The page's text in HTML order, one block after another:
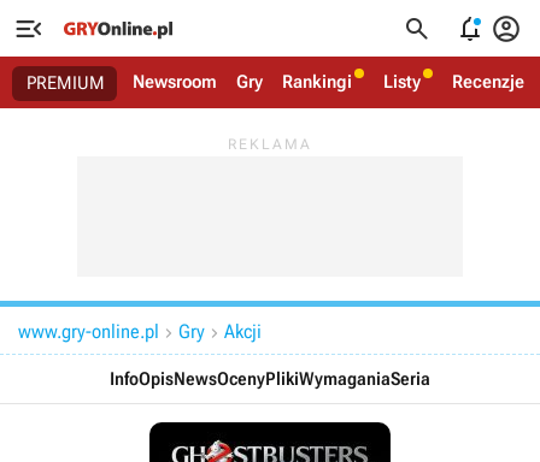
   
PREMIUM Newsroom Gry Rankingi Listy Recenzje
www.gry-online.pl  Gry  Akcji
InfoOpisNewsOcenyPlikiWymaganiaSeria